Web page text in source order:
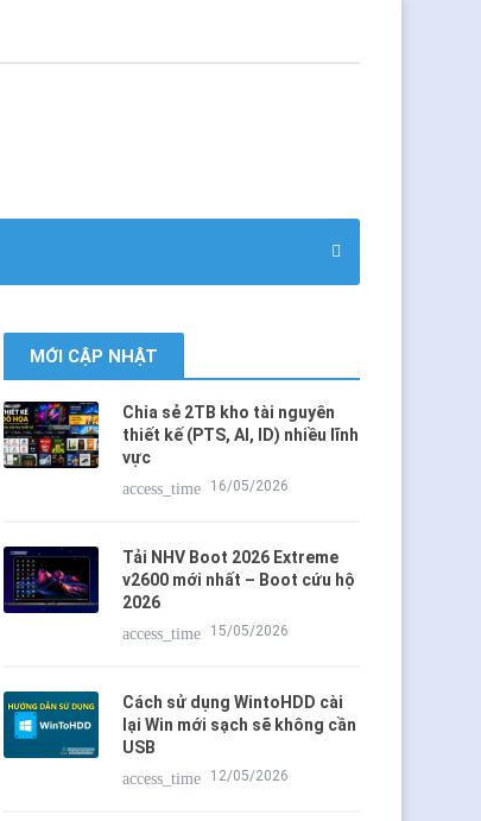
MỚI CẬP NHẬT
Chia sẻ 2TB kho tài nguyên
thiết kế (PTS, AI, ID) nhiều lĩnh
vực
access_time
16/05/2026
Tải NHV Boot 2026 Extreme
v2600 mới nhất – Boot cứu hộ
2026
access_time
15/05/2026
Cách sử dụng WintoHDD cài
lại Win mới sạch sẽ không cần
USB
access_time
12/05/2026